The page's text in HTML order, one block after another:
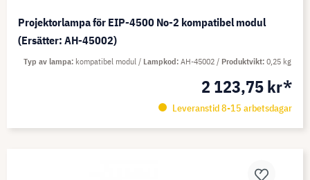
Projektorlampa för EIP-4500 No-2 kompatibel modul
(Ersätter: AH-45002)
2 123,75 kr*
Leveranstid 8-15 arbetsdagar
Typ av lampa kompatibel modul Lampkod AH-45002 Produktvikt 0,25 kg